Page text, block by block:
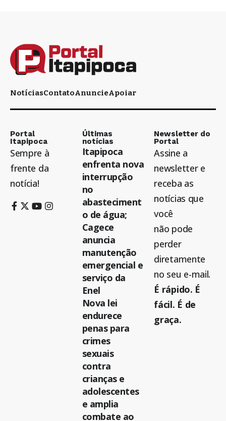
NotíciasContatoAnuncieApoiar
Portal
Itapipoca
Sempre à
frente da
notícia!
Últimas
notícias
Itapipoca
enfrenta nova
interrupção
no
abasteciment
o de água;
Cagece
anuncia
manutenção
emergencial e
serviço da
Enel
Nova lei
endurece
penas para
crimes
sexuais
contra
crianças e
adolescentes
e amplia
combate ao
Newsletter do
Portal
Assine a
newsletter e
receba as
notícias que
você
não pode
perder
diretamente
no seu e-mail.
É rápido. É
fácil. É de
graça.